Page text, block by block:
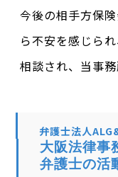
今後の相手方保
ら不安を感じら
相談され、当事
弁護士法人
大阪法律事
弁護士の活